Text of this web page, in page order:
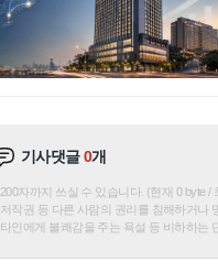
기사댓글0개
200자까지 쓰실 수 있습니다. (현재 0 byte /
저작권 등 다른 사람의 권리를 침해하거나
타인에게 불쾌감을 주는 욕설 등 비하하는